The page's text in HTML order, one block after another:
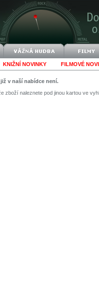
KNIŽNÍ NOVINKY FILMOVÉ
v naší nabídce není.
zboží naleznete pod jinou kartou ve